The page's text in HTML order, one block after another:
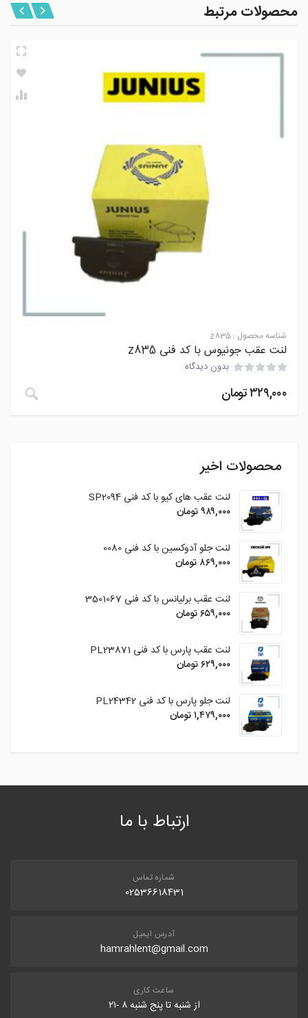
محصولات مرتبط
شناسه محصول : z835
لنت عقب جونیوس با کد فنی z835
بدون دیدگاه
۳۲۹,۰۰۰تومان
محصولات اخیر
لنت عقب های کیو با کد فنی SP2094
۹۸۹,۰۰۰تومان
لنت جلو آدوکسین با کد فنی 0080
۸۶۹,۰۰۰ تومان
لنت عقب برلیانس با کد فنی 3501067
۶۵۹,۰۰۰تومان
لنت عقب پارس با کد فنی PL23871
۶۲۹,۰۰۰تومان
لنت جلو پارس با کد فنی PL24342
۱,۴۷۹,۰۰۰تومان
ارتباط با ما
شماره تماس
02536618431
آدرس ایمیل
hamrahlent@gmail.com
ساعت کاری
از شنبه تا پنج شنبه ۸ -۲۱